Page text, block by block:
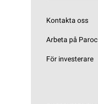
Kontakta oss
Arbeta på Paroc
För investerare